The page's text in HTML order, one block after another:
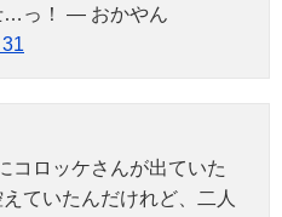
…っ！ — おかやん
コロッケさんが出ていた
ていたんだけれど、二人